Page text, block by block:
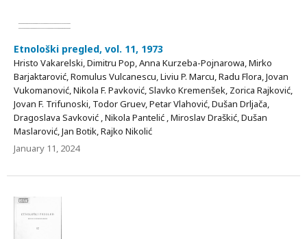
Etnološki pregled, vol. 11, 1973
Hristo Vakarelski, Dimitru Pop, Anna Kurzeba-Pojnarowa, Mirko
Barjaktarović, Romulus Vulcanescu, Liviu P. Marcu, Radu Flora, Jovan
Vukomanović, Nikola F. Pavković, Slavko Kremenšek, Zorica Rajković,
Jovan F. Trifunoski, Todor Gruev, Petar Vlahović, Dušan Drljača,
Dragoslava Savković , Nikola Pantelić , Miroslav Draškić, Dušan
Maslarović, Jan Botik, Rajko Nikolić
January 11, 2024